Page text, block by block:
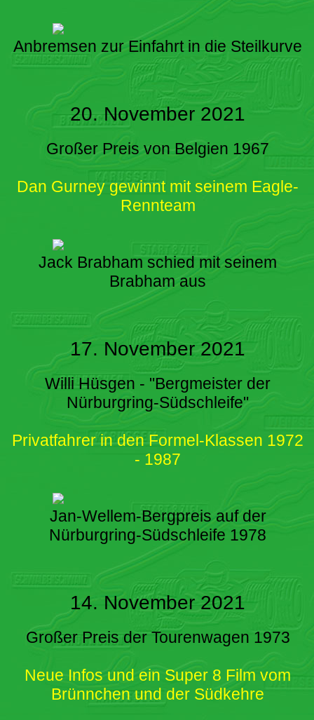
Anbremsen zur Einfahrt in die Steilkurve
20. November 2021
Großer Preis von Belgien 1967
Dan Gurney gewinnt mit seinem Eagle-
Rennteam
Jack Brabham schied mit seinem
Brabham aus
17. November 2021
Willi Hüsgen - "Bergmeister der
Nürburgring-Südschleife"
Privatfahrer in den Formel-Klassen 1972
- 1987
Jan-Wellem-Bergpreis auf der
Nürburgring-Südschleife 1978
14. November 2021
Großer Preis der Tourenwagen 1973
Neue Infos und ein Super 8 Film vom
Brünnchen und der Südkehre